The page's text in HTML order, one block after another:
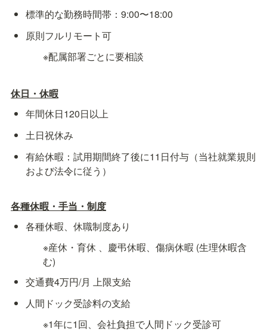
標準的な勤務時間帯：9:00〜18:00
原則フルリモート可
※配属部署ごとに要相談
休日・休暇
年間休日120日以上
土日祝休み
有給休暇：試用期間終了後に11日付与（当社就業規則
および法令に従う）
各種休暇・手当・制度
各種休暇、休職制度あり
※産休・育休 、慶弔休暇、傷病休暇 (生理休暇含
む)
交通費4万円/月 上限支給
人間ドック受診料の支給
※1年に1回、会社負担で人間ドック受診可